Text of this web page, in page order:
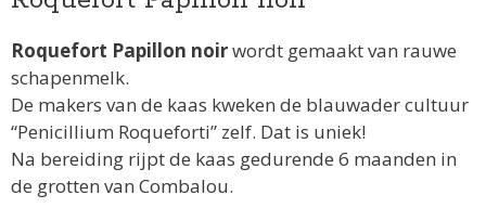
Roquefort Papillon noirwordt gemaakt van rauwe
schapenmelk.
De makers van de kaas kweken de blauwader cultuur
“Penicillium Roqueforti” zelf. Dat is uniek!
Na bereiding rijpt de kaas gedurende 6 maanden in
de grotten van Combalou.